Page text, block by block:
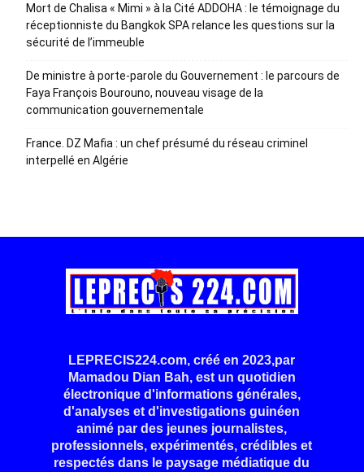
Mort de Chalisa « Mimi » à la Cité ADDOHA : le témoignage du
réceptionniste du Bangkok SPA relance les questions sur la
sécurité de l’immeuble
De ministre à porte-parole du Gouvernement : le parcours de
Faya François Bourouno, nouveau visage de la
communication gouvernementale
France. DZ Mafia : un chef présumé du réseau criminel
interpellé en Algérie
LEPRECIS224.com, créé en 2023,par
Mamadou Dian Bah, est un quotidien
électronique d'informations générales,
d'analyses et d'investigations guinéen
animé par des jeunes journalistes,
professionnels, expérimentés, crédibles et
respectés dans le paysage médiatique du